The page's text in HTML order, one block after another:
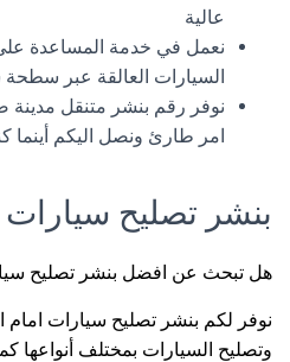
عالية
نعمل في خدمة المساعدة
السيارات العالقة عبر
نوفر رقم بنشر متنقل
امر طارئ ونصل اليكم
بنشر تصليح سيارات
هل تبحث عن افضل بنشر تصليح
نوفر لكم بنشر تصليح سيارات امام
وتصليح السيارات بمختلف أنواعها